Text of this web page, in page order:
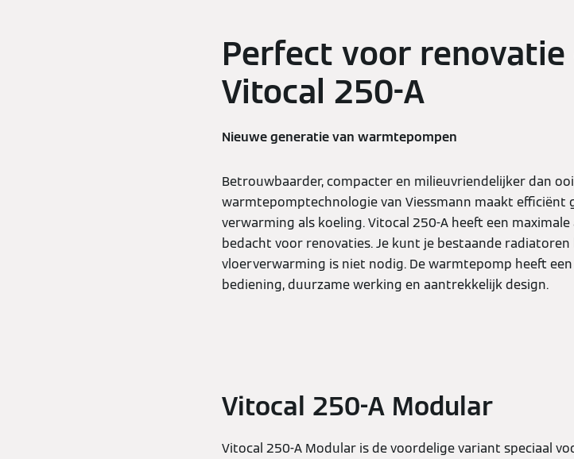
Perfect voor
Vitocal 250-A
Nieuwe generatie van warmtepompen
Betrouwbaarder, compacter en milieuvriendelijker dan
warmtepomptechnologie van Viessmann maakt efficiënt
verwarming als koeling. Vitocal 250-A heeft een
bedacht voor renovaties. Je kunt je bestaande
vloerverwarming is niet nodig. De warmtepomp heeft
bediening, duurzame werking en aantrekkelijk design.
Vitocal 250-A Modular
Vitocal 250-A Modular is de voordelige variant speciaal